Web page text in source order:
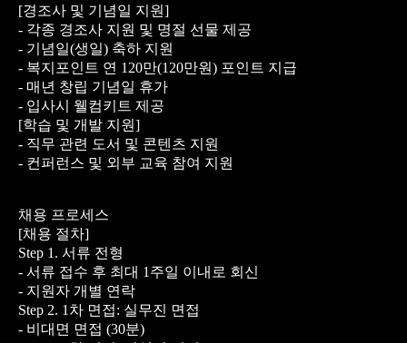
[경조사 및 기념일 지원]
- 각종 경조사 지원 및 명절 선물 제공
- 기념일(생일) 축하 지원
- 복지포인트 연 120만(120만원) 포인트 지급
- 매년 창립 기념일 휴가
- 입사시 웰컴키트 제공
[학습 및 개발 지원]
- 직무 관련 도서 및 콘텐츠 지원
- 컨퍼런스 및 외부 교육 참여 지원
채용 프로세스
[채용 절차]
Step 1. 서류 전형
- 서류 접수 후 최대 1주일 이내로 회신
- 지원자 개별 연락
Step 2. 1차 면접: 실무진 면접
- 비대면 면접 (30분)